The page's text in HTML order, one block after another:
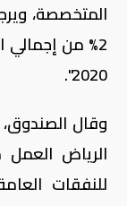
2020".
وقال
الرياض
للنفقات